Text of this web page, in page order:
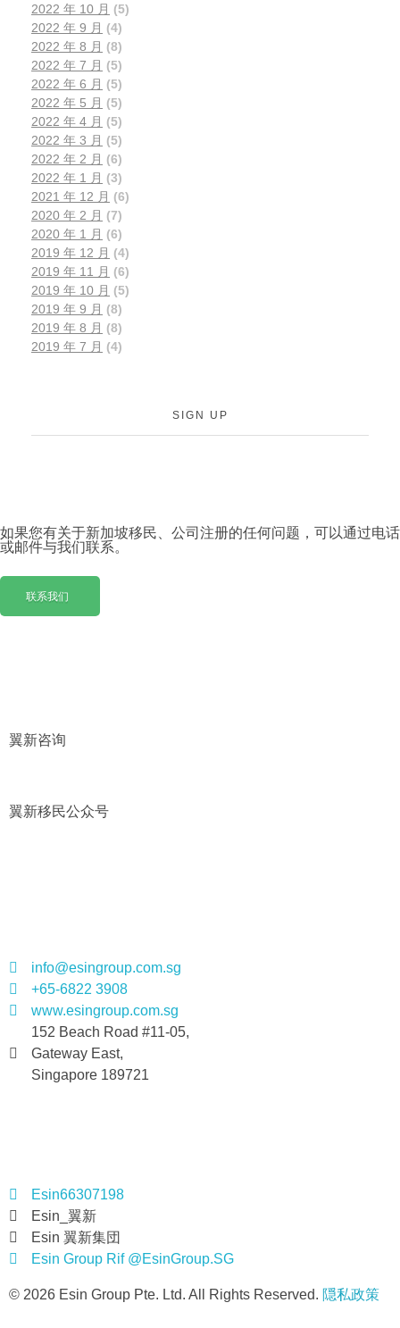
2022 年 10 月 (5)
2022 年 9 月 (4)
2022 年 8 月 (8)
2022 年 7 月 (5)
2022 年 6 月 (5)
2022 年 5 月 (5)
2022 年 4 月 (5)
2022 年 3 月 (5)
2022 年 2 月 (6)
2022 年 1 月 (3)
2021 年 12 月 (6)
2020 年 2 月 (7)
2020 年 1 月 (6)
2019 年 12 月 (4)
2019 年 11 月 (6)
2019 年 10 月 (5)
2019 年 9 月 (8)
2019 年 8 月 (8)
2019 年 7 月 (4)
SIGN UP
如果您有关于新加坡移民、公司注册的任何问题，可以通过电话
或邮件与我们联系。
联系我们
翼新咨询
翼新移民公众号
info@esingroup.com.sg
+65-6822 3908
www.esingroup.com.sg
152 Beach Road #11-05,
Gateway East,
Singapore 189721
Esin66307198
Esin_翼新
Esin 翼新集団
Esin Group Rif @EsinGroup.SG
© 2026 Esin Group Pte. Ltd. All Rights Reserved. 隠私政策